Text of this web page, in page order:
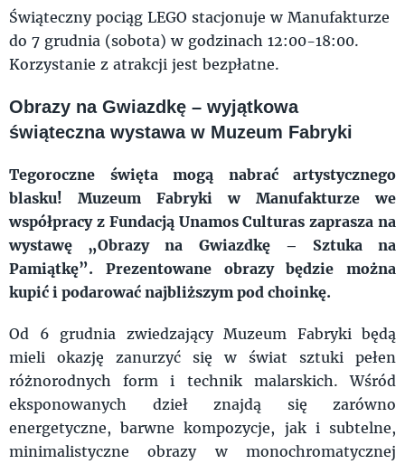
Świąteczny pociąg LEGO stacjonuje w Manufakturze
do 7 grudnia (sobota) w godzinach 12:00-18:00.
Korzystanie z atrakcji jest bezpłatne.
Obrazy na Gwiazdkę – wyjątkowa
świąteczna wystawa w Muzeum Fabryki
Tegoroczne święta mogą nabrać artystycznego
blasku! Muzeum Fabryki w Manufakturze we
współpracy z Fundacją Unamos Culturas zaprasza na
wystawę „Obrazy na Gwiazdkę – Sztuka na
Pamiątkę”. Prezentowane obrazy będzie można
kupić i podarować najbliższym pod choinkę.
Od 6 grudnia zwiedzający Muzeum Fabryki będą
mieli okazję zanurzyć się w świat sztuki pełen
różnorodnych form i technik malarskich. Wśród
eksponowanych dzieł znajdą się zarówno
energetyczne, barwne kompozycje, jak i subtelne,
minimalistyczne obrazy w monochromatycznej